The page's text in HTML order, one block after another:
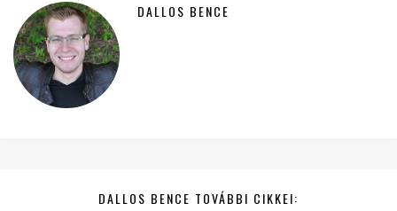
DALLOS BENCE
DALLOS BENCE TOVÁBBI CIKKEI: